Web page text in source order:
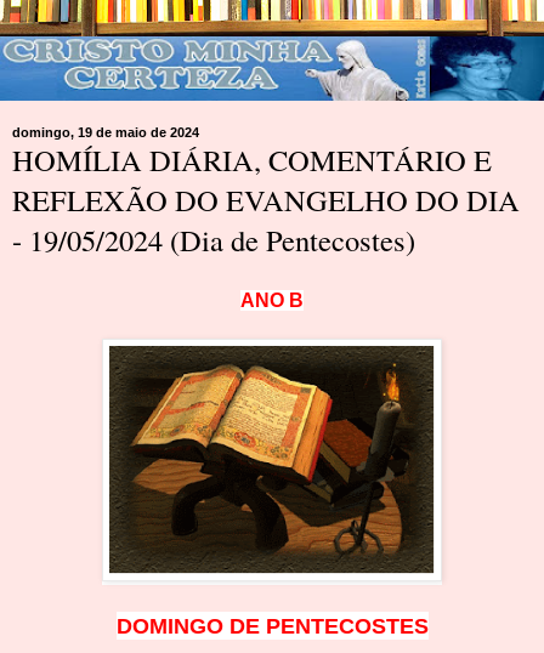
domingo, 19 de maio de 2024
HOMÍLIA DIÁRIA, COMENTÁRIO E
REFLEXÃO DO EVANGELHO DO DIA
- 19/05/2024 (Dia de Pentecostes)
A NO B
DOMINGO DE PENTECOSTES